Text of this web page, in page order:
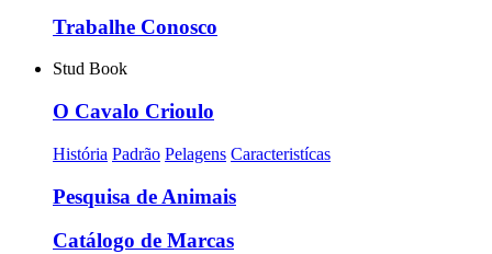
Trabalhe Conosco
Stud Book
O Cavalo Crioulo
História Padrão Pelagens Caracteristícas
Pesquisa de Animais
Catálogo de Marcas